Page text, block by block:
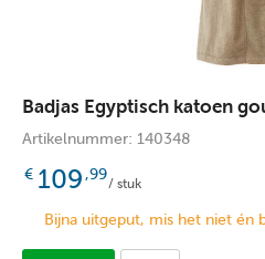
Badjas Egyptisch katoen
Artikelnummer: 140348
€ 109 ,99
/ stuk
Bijna uitgeput, mis het niet én